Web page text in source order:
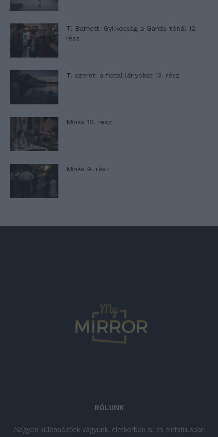
T. Barnett: Gyilkosság a Garda-tónál 12.
rész
T. szereti a fiatal lányokat 13. rész
Minka 10. rész
Minka 9. rész
RÓLUNK
Nagyon különbözőek vagyunk, életkorban is, és életstílusban